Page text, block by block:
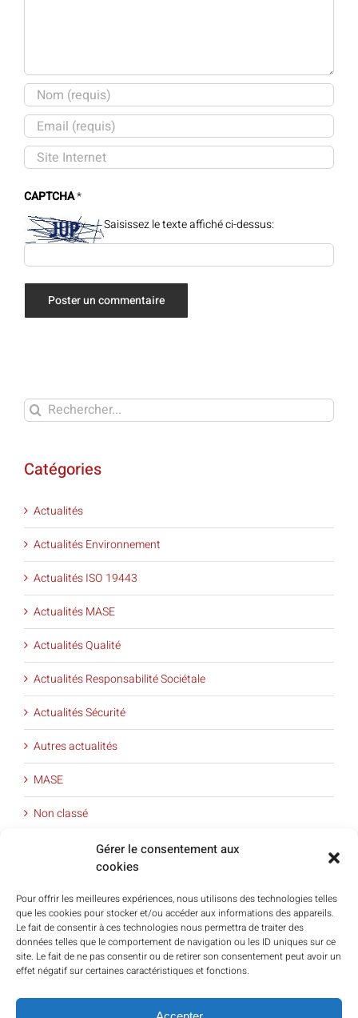
Gérer le consentement aux
cookies
Pour offrir les meilleures expériences, nous utilisons des technologies telles
que les cookies pour stocker et/ou accéder aux informations des appareils.
Le fait de consentir à ces technologies nous permettra de traiter des
données telles que le comportement de navigation ou les ID uniques sur ce
site. Le fait de ne pas consentir ou de retirer son consentement peut avoir un
effet négatif sur certaines caractéristiques et fonctions.
CAPTCHA*
Saisissez le texte affiché ci-dessus:
Rechercher:
Catégories
Actualités
Actualités Environnement
Actualités ISO 19443
Actualités MASE
Actualités Qualité
Actualités Responsabilité Sociétale
Actualités Sécurité
Autres actualités
MASE
Non classé
Offre de service
Qui sommes-nous
RSO
Témoignages clients